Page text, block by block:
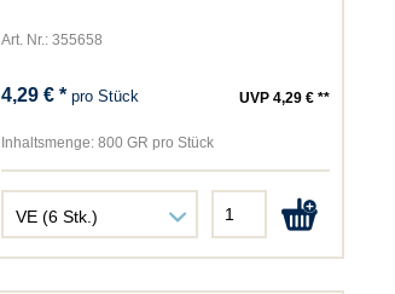
Art. Nr.: 355658
4,29 € *pro Stück UVP 4,29 € **
Inhaltsmenge: 800 GR pro Stück